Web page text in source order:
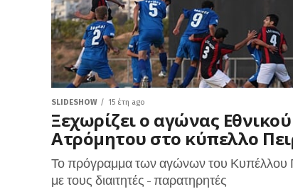
SLIDESHOW 15 έτη ago
Ξεχωρίζει ο αγώνας Εθνικού
Ατρόμητου στο κύπελλο
Το πρόγραμμα των αγώνων του Κυπέλλου
με τους διαιτητές - παρατηρητές